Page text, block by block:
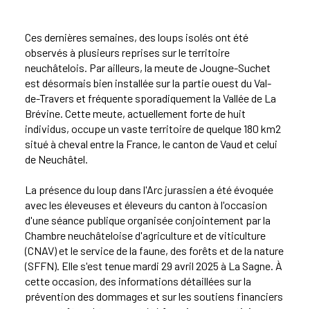
Ces dernières semaines, des loups isolés ont été
observés à plusieurs reprises sur le territoire
neuchâtelois. Par ailleurs, la meute de Jougne-Suchet
est désormais bien installée sur la partie ouest du Val-
de-Travers et fréquente sporadiquement la Vallée de La
Brévine. Cette meute, actuellement forte de huit
individus, occupe un vaste territoire de quelque 180 km2
situé à cheval entre la France, le canton de Vaud et celui
de Neuchâtel.
La présence du loup dans l'Arc jurassien a été évoquée
avec les éleveuses et éleveurs du canton à l'occasion
d'une séance publique organisée conjointement par la
Chambre neuchâteloise d'agriculture et de viticulture
(CNAV) et le service de la faune, des forêts et de la nature
(SFFN). Elle s'est tenue mardi 29 avril 2025 à La Sagne. À
cette occasion, des informations détaillées sur la
prévention des dommages et sur les soutiens financiers